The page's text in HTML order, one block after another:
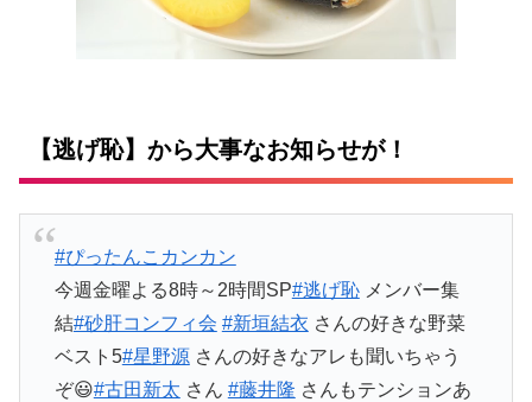
【逃げ恥】から大事なお知らせが！
#ぴったんこカンカン
今週金曜よる8時～2時間SP#逃げ恥メンバー集
結#砂肝コンフィ会 #新垣結衣 さんの好きな野菜
ベスト5#星野源さんの好きなアレも聞いちゃう
ぞ😃#古田新太 さん #藤井隆 さんもテンションあ